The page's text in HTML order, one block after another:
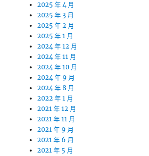
2025 年 4 月
2025 年 3 月
2025 年 2 月
2025 年 1 月
2024 年 12 月
2024 年 11 月
2024 年 10 月
2024 年 9 月
2024 年 8 月
2022 年 1 月
2021 年 12 月
2021 年 11 月
2021 年 9 月
2021 年 6 月
2021 年 5 月